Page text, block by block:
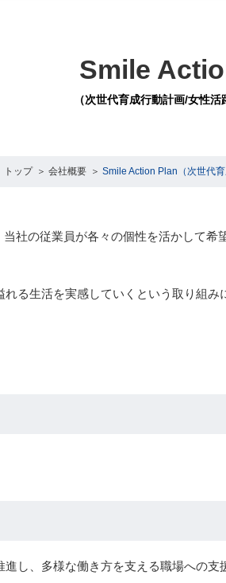
Smile
（次世代育成行動計画/女性活
トップ 会社概要 Smile Action Plan（次世代
社の従業員が各々の個性を活かして
る生活を実感していくという取り組み
し、多様な働き方を支える職場への支